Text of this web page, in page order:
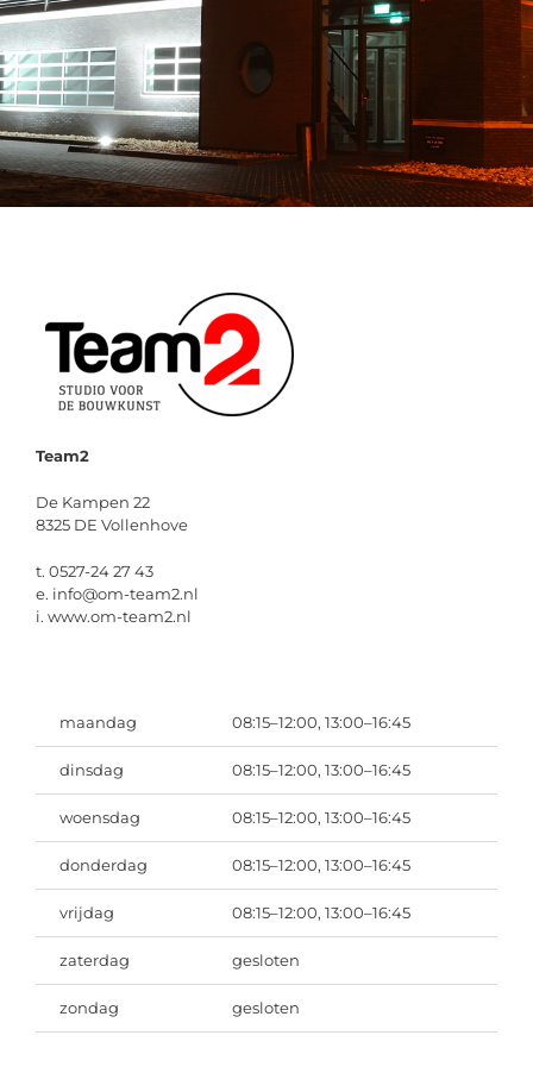
Team2
De Kampen 22
8325 DE Vollenhove
t. 0527-24 27 43
e. info@om-team2.nl
i. www.om-team2.nl
maandag 08:15–12:00, 13:00–16:45
dinsdag 08:15–12:00, 13:00–16:45
woensdag 08:15–12:00, 13:00–16:45
donderdag 08:15–12:00, 13:00–16:45
vrijdag 08:15–12:00, 13:00–16:45
zaterdag gesloten
zondag gesloten